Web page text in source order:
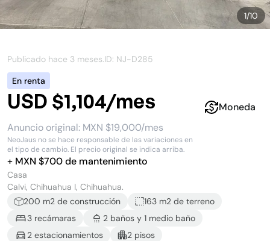
1/10
Publicado hace 3 meses.ID: NJ-D285
En renta
USD $1,104/mes
Anuncio original: MXN $19,000/mes
NeoJaus no se hace responsable de las variaciones en
el tipo de cambio. El precio original se indica arriba.
+ MXN $700de mantenimiento
Moneda
Casa
Calvi, Chihuahua I, Chihuahua.
200 m2 de construcción 163 m2 de terreno
3 recámaras 2 baños y 1 medio baño
2 estacionamientos 2 pisos